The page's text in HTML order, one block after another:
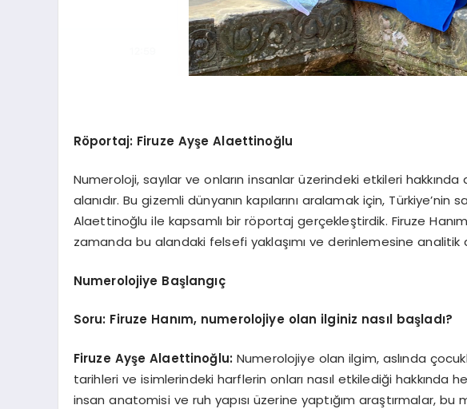
Röportaj: Firuze Ayşe Alaettinoğlu
Numeroloji, sayılar ve onların insanlar üzerindeki etkileri
alanıdır. Bu gizemli dünyanın kapılarını aralamak için, Türkiye’nin
Alaettinoğlu ile kapsamlı bir röportaj gerçekleştirdik. Firuze
zamanda bu alandaki felsefi yaklaşımı ve derinlemesine
Numerolojiye Başlangıç
Soru: Firuze Hanım, numerolojiye olan ilginiz nasıl başladı?
Firuze Ayşe Alaettinoğlu: Numerolojiye olan ilgim, aslında
tarihleri ve isimlerindeki harflerin onları nasıl etkilediği hakkında
insan anatomisi ve ruh yapısı üzerine yaptığım araştırmalar, bu